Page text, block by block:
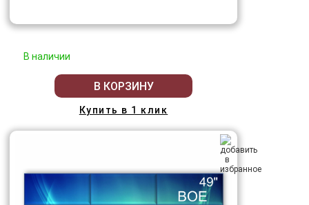
В наличии
В КОРЗИНУ
Купить в 1 клик